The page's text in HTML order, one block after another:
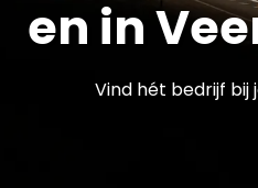
en in
Vind hét bedrijf bij